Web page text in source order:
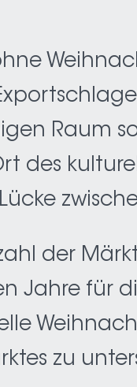
Raum
des
der
Jahre für
zu